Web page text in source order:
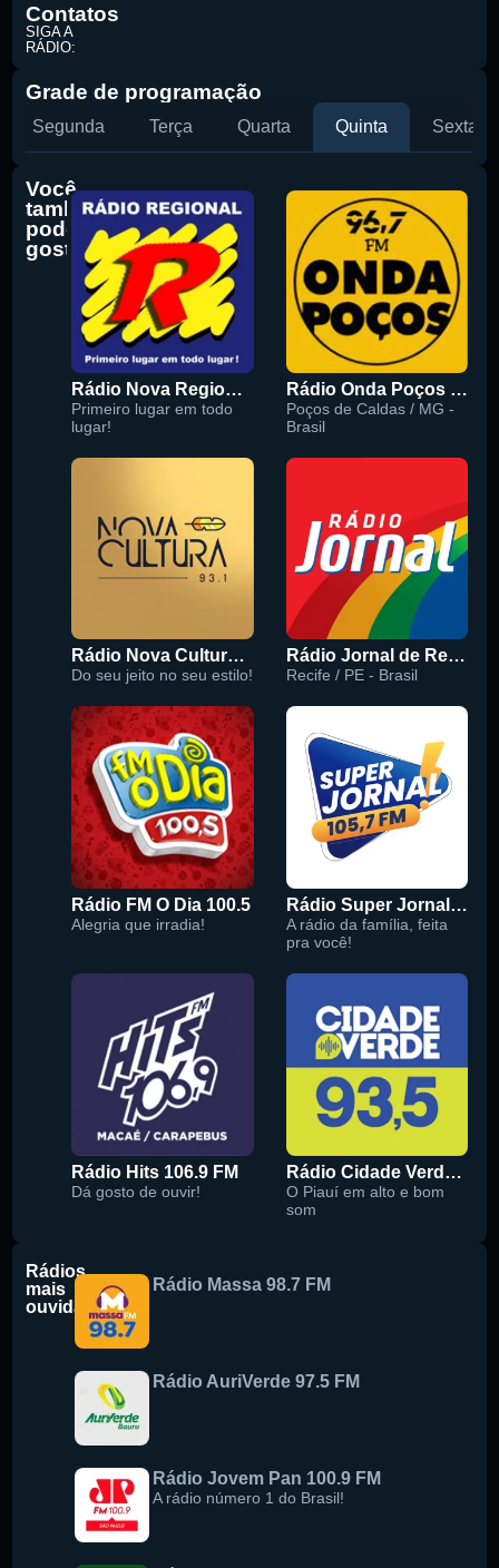
Contatos
SIGA A
RÁDIO:
Grade de programação
Segunda Terça Quarta Quinta Sexta
Você
também
pode
gostar
Rádio Nova Regional 91.5 FM
Primeiro lugar em todo
lugar!
Rádio Onda Poços 96.7 FM
Poços de Caldas / MG -
Brasil
Rádio Nova Cultura 93.1 FM
Do seu jeito no seu estilo!
Rádio Jornal de Recife 90.3 FM
Recife / PE - Brasil
Rádio FM O Dia 100.5
Alegria que irradia!
Rádio Super Jornal 105.7 FM
A rádio da família, feita
pra você!
Rádio Hits 106.9 FM
Dá gosto de ouvir!
Rádio Cidade Verde 93.5 FM
O Piauí em alto e bom
som
Rádios
mais
ouvidas
Rádio Massa 98.7 FM
Rádio AuriVerde 97.5 FM
Rádio Jovem Pan 100.9 FM
A rádio número 1 do Brasil!